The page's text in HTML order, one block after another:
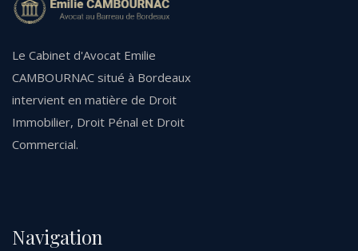
Le Cabinet d'Avocat Emilie
CAMBOURNAC situé à Bordeaux
intervient en matière de Droit
Immobilier, Droit Pénal et Droit
Commercial.
Navigation